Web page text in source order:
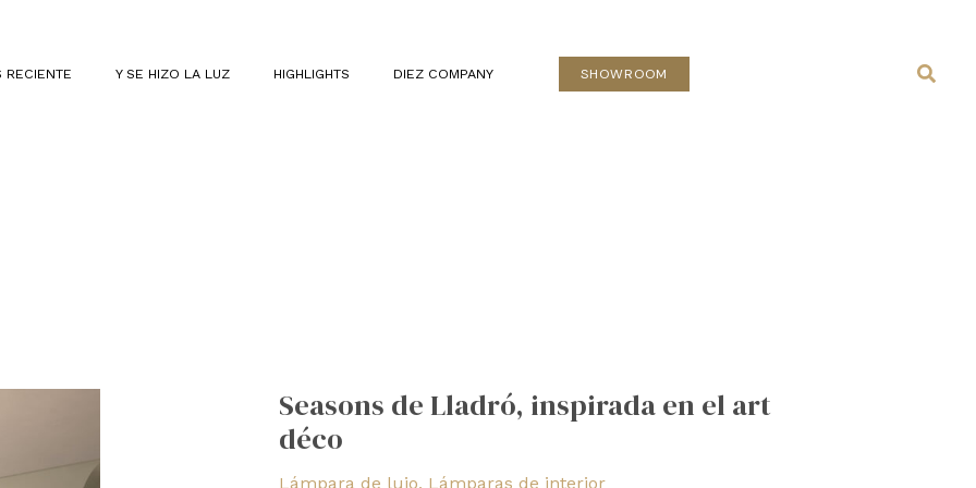
RECIENTE Y SE HIZO LA LUZ HIGHLIGHTS DIEZ COMPANY SHOWROOM
Seasons de Lladró, inspirada en el art
déco
Lámpara de lujo, Lámparas de interior
Lladró,
inspirada